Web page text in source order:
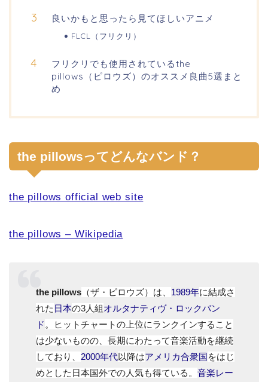
良いかもと思ったら見てほしいアニメ
FLCL（フリクリ）
フリクリでも使用されているthe
pillows（ピロウズ）のオススメ良曲5選まと
め
the pillowsってどんなバンド？
the pillows official web site
the pillows – Wikipedia
the pillows （ザ・ピロウズ）は、 1989年に結成さ
れた 日本の3人組オルタナティヴ・ロックバン
ド 。ヒットチャートの上位にランクインすること
は少ないものの、長期にわたって音楽活動を継続
しており
2000年代以降はアメリカ合衆国をはじ
めとした日本国外での人気も得ている 。音楽レー